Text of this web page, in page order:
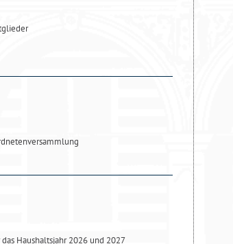
Haushaltsjahr 2026 und 2027